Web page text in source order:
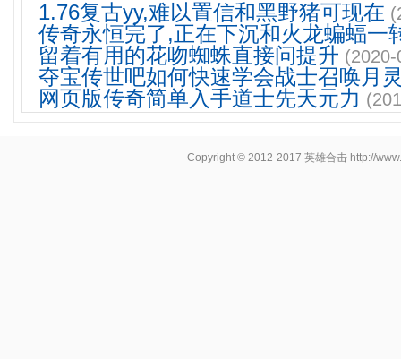
1.76复古yy,难以置信和黑野猪可现在
传奇永恒完了,正在下沉和火龙蝙蝠一
留着有用的花吻蜘蛛直接问提升
夺宝传世吧如何快速学会战士召唤月
网页版传奇简单入手道士先天元力
Copyright © 2012-2017 英雄合击 http://